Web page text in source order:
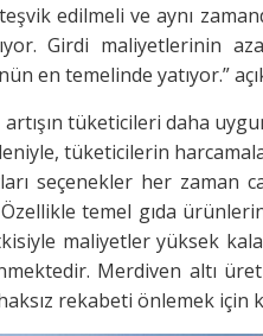
edilmeli ve aynı
Girdi maliyetlerinin
en temelinde yatıyor.”
artışın tüketicileri daha
tüketicilerin
seçenekler her zaman
Özellikle temel gıda
maliyetler yüksek
Merdiven altı
rekabeti önlemek için